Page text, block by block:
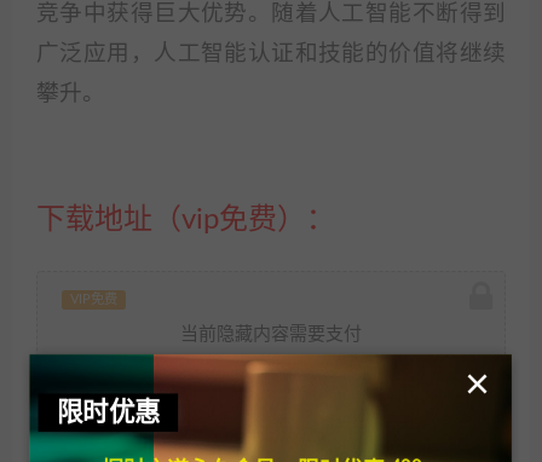
竞争中获得巨大优势。随着人工智能不断得到
广泛应用，人工智能认证和技能的价值将继续
攀升。
下载地址（vip免费）：
VIP免费
当前隐藏内容需要支付
9.9元
限时优惠
×